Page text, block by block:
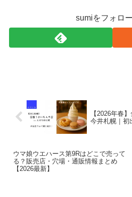
sumiをフォロ
【2026年春
今井札幌｜初
ウマ娘ウエハース第9Rはどこで売って
る？販売店・穴場・通販情報まとめ
【2026最新】